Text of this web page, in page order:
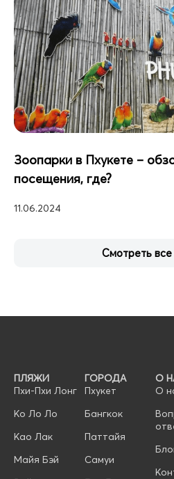
Зоопарки в Пхукете –
посещения, где?
11.06.2024
Смотреть все
ПЛЯЖИ
Пхи-Пхи Лонг
Ко Ло Ло
Као Лак
Майя Бэй
ГОРОДА
Пхукет
Бангкок
Паттайя
Самуи
О
О